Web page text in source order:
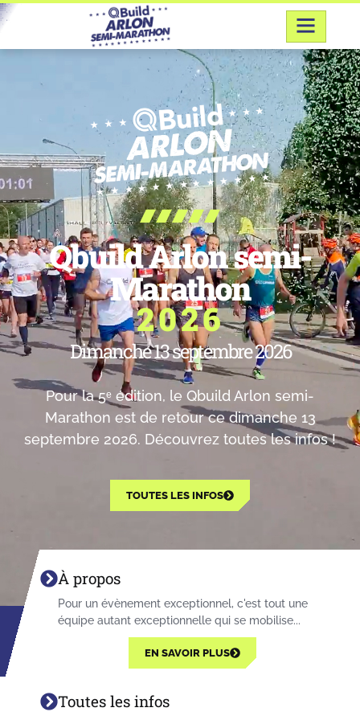
Qbuild Arlon semi-
Marathon
2026
Dimanche 13 septembre 2026
Pour la 5ᵉ édition, le Qbuild Arlon semi-
Marathon est de retour ce dimanche 13
septembre 2026. Découvrez toutes les infos !
TOUTES LES INFOS
À propos
Pour un évènement exceptionnel, c'est tout une
équipe autant exceptionnelle qui se mobilise...
EN SAVOIR PLUS
Toutes les infos